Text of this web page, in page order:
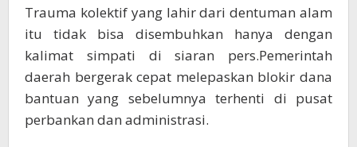
Trauma kolektif yang lahir dari dentuman alam
itu tidak bisa disembuhkan hanya dengan
kalimat simpati di siaran pers.Pemerintah
daerah bergerak cepat melepaskan blokir dana
bantuan yang sebelumnya terhenti di pusat
perbankan dan administrasi.